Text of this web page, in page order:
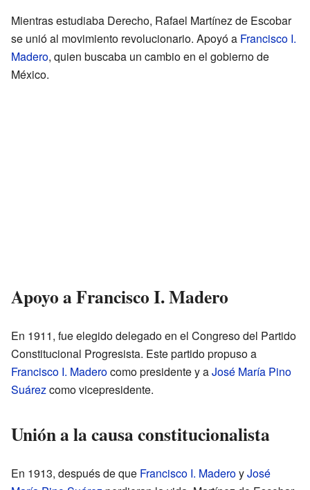
Mientras estudiaba Derecho, Rafael Martínez de Escobar
se unió al movimiento revolucionario. Apoyó a Francisco I.
Madero, quien buscaba un cambio en el gobierno de
México.
Apoyo a Francisco I. Madero
En 1911, fue elegido delegado en el Congreso del Partido
Constitucional Progresista. Este partido propuso a
Francisco I. Maderocomo presidente y aJosé María Pino
Suárezcomo vicepresidente.
Unión a la causa constitucionalista
En 1913, después de que Francisco I. MaderoyJosé